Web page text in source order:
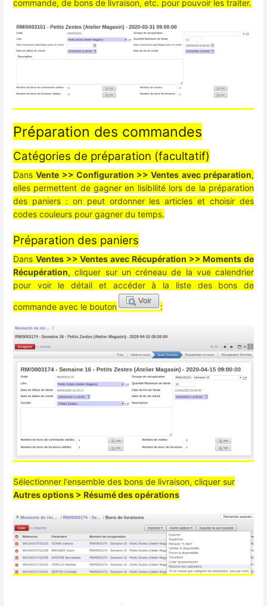
commande, de bons de livraison, etc. pour pouvoir les traiter.
Préparation des commandes
Catégories de préparation (facultatif)
DansVente >> Configuration >> Ventes avec préparation,
elles permettent de gagner en lisibilité lors de la préparation
des paniers : on peut ordonner les articles et choisir des
codes couleurs pour gagner du temps.
Préparation des paniers
Dans Ventes >> Ventes avec Récupération >> Moments de
Récupération, cliquer sur un créneau de la vue calendrier
pour voir le détail et accéder à la liste des bons de
commande avec le bouton :
Sélectionner l'ensemble des bons de livraison, cliquer sur
Autres options > Résumé des opérations